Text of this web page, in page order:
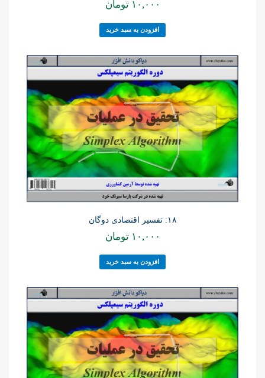
۱۰,۰۰۰ تومان
افزودن به سبد خرید
۱۸: تفسیر اقتصادی دوگان
۱۰,۰۰۰ تومان
افزودن به سبد خرید